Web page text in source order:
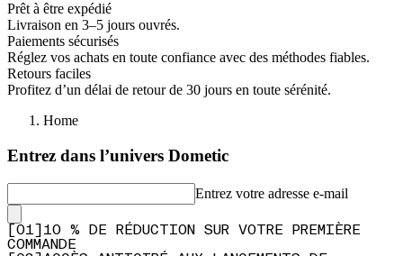
Prêt à être expédié
Livraison en 3–5 jours ouvrés.
Paiements sécurisés
Réglez vos achats en toute confiance avec des méthodes fiables.
Retours faciles
Profitez d’un délai de retour de 30 jours en toute sérénité.
Home
Entrez dans l’univers Dometic
Entrez votre adresse e-mail
01
10 % DE RÉDUCTION SUR VOTRE PREMIÈRE
COMMANDE